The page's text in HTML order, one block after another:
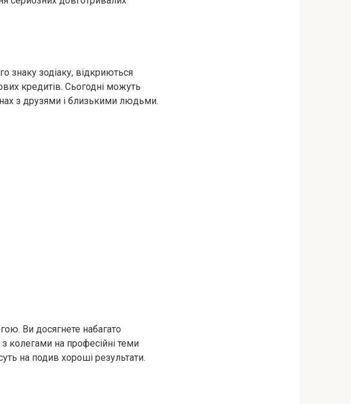
знаку зодіаку, відкриються
кредитів. Сьогодні можуть
з друзями і близькими людьми.
Ви досягнете набагато
колегами на професійні теми
на подив хороші результати.